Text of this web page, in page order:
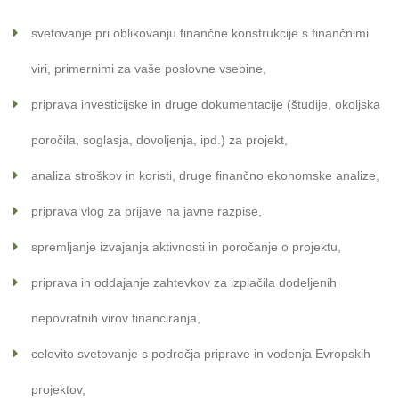
svetovanje pri oblikovanju finančne konstrukcije s finančnimi
viri, primernimi za vaše poslovne vsebine,
priprava investicijske in druge dokumentacije (študije, okoljska
poročila, soglasja, dovoljenja, ipd.) za projekt,
analiza stroškov in koristi, druge finančno ekonomske analize,
priprava vlog za prijave na javne razpise,
spremljanje izvajanja aktivnosti in poročanje o projektu,
priprava in oddajanje zahtevkov za izplačila dodeljenih
nepovratnih virov financiranja,
celovito svetovanje s področja priprave in vodenja Evropskih
projektov,